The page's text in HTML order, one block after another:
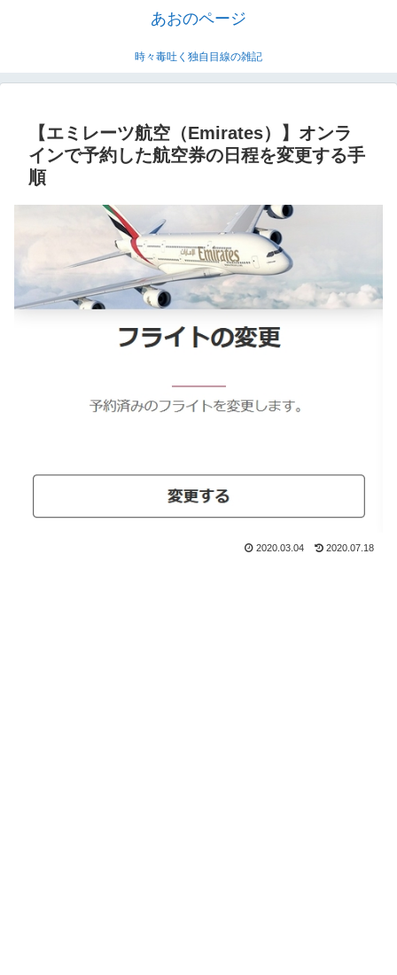
あおのページ
時々毒吐く独自目線の雑記
【エミレーツ航空（Emirates）】オンラ
インで予約した航空券の日程を変更する手
順
2020.03.04 2020.07.18